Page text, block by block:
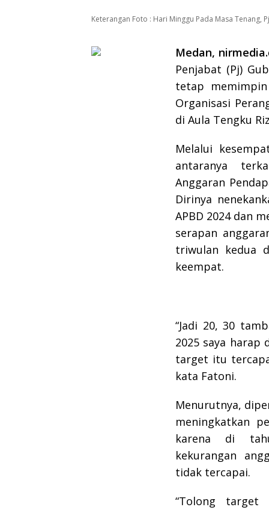
Keterangan Foto : Hari Minggu Pada Masa Tenang,
Medan,
Penjabat (Pj)
tetap
Organisasi
di Aula Tengku
Melalui
antaranya
Anggaran
Dirinya
APBD 2024 dan
serapan
triwulan kedua
keempat.
“Jadi 20, 30
2025 saya harap
target itu
kata Fatoni.
Menurutnya,
meningkatkan
karena di
kekurangan
tidak tercapai.
“Tolong target